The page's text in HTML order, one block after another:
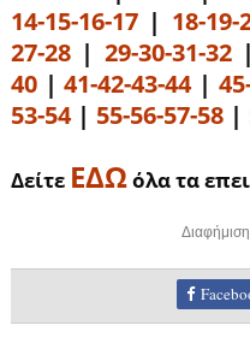
14-15-16-17| 18-19-
27-28| 29-30-31-32
40|41-42-43-44|
53-54| 55-56-57-58|
Δείτε ΕΔΩόλα τα